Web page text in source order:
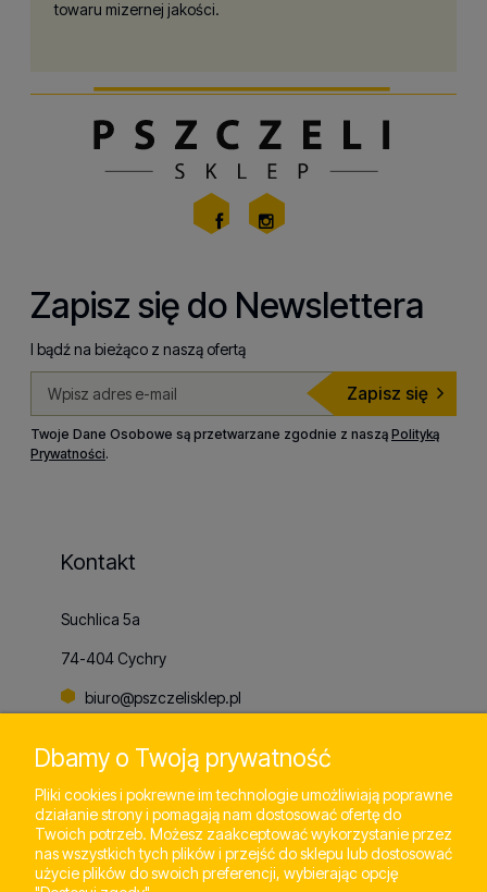
towaru mizernej jakości.
Zapisz się do Newslettera
I bądź na bieżąco z naszą ofertą
Zapisz się
Twoje Dane Osobowe są przetwarzane zgodnie z naszą Polityką
Prywatności.
Kontakt
Suchlica 5a
74-404 Cychry
biuro@pszczelisklep.pl
Pomoc
Dbamy o Twoją prywatność
Pliki cookies i pokrewne im technologie umożliwiają poprawne
działanie strony i pomagają nam dostosować ofertę do
Twoich potrzeb. Możesz zaakceptować wykorzystanie przez
nas wszystkich tych plików i przejść do sklepu lub dostosować
użycie plików do swoich preferencji, wybierając opcję